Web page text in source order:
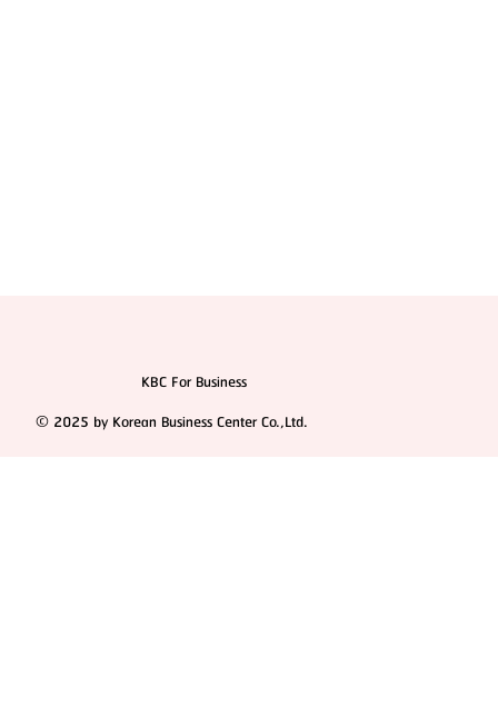
KBC For Business
© 2025 by Korean Business Center Co.,Ltd.